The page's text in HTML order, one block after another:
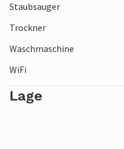
Staubsauger
Trockner
Waschmaschine
WiFi
Lage